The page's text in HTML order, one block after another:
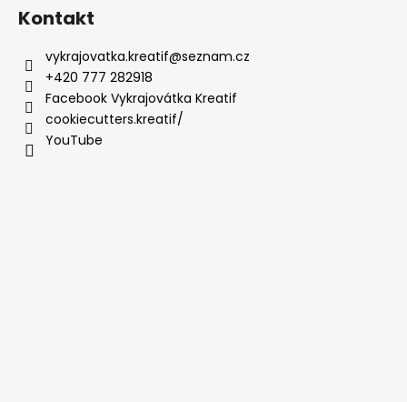
Kontakt
vykrajovatka.kreatif@seznam.cz
+420 777 282918
Facebook Vykrajovátka Kreatif
cookiecutters.kreatif/
YouTube